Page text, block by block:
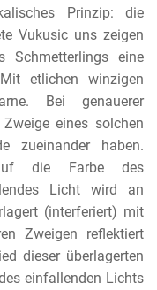
Prinzip: die
Vukusic uns zeigen
Schmetterlings eine
etlichen winzigen
Bei genauerer
eines solchen
zueinander haben.
die Farbe des
Licht wird an
(interferiert) mit
Zweigen reflektiert
dieser überlagerten
einfallenden Lichts